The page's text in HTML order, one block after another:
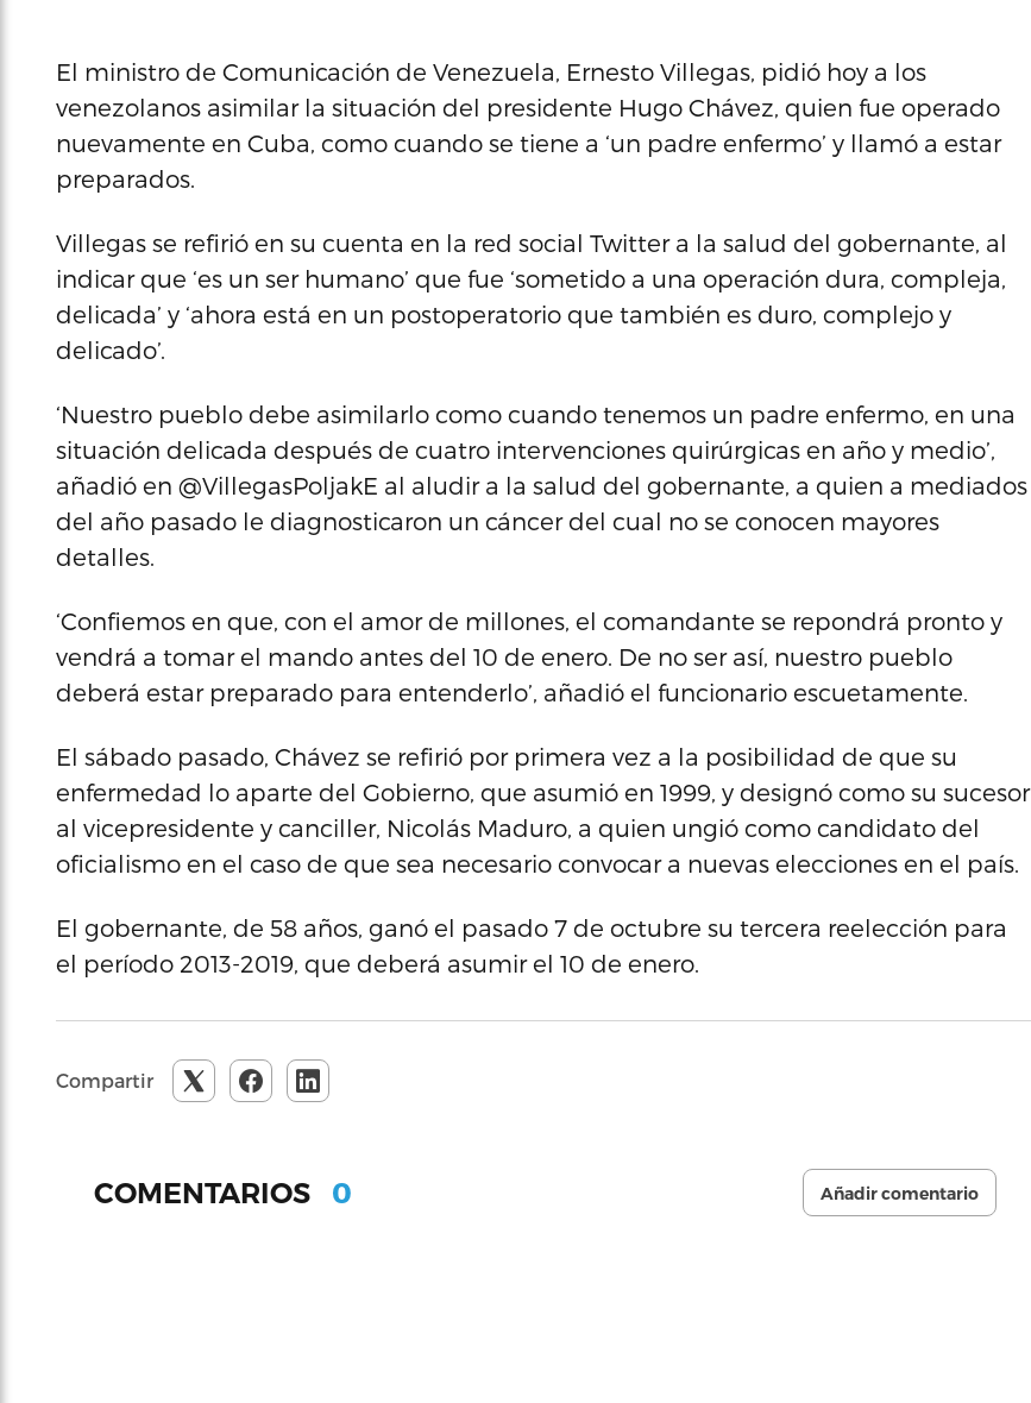
El ministro de Comunicación de Venezuela, Ernesto Villegas, pidió hoy a los
venezolanos asimilar la situación del presidente Hugo Chávez, quien fue operado
nuevamente en Cuba, como cuando se tiene a ‘un padre enfermo’ y llamó a estar
preparados.
Villegas se refirió en su cuenta en la red social Twitter a la salud del gobernante, al
indicar que ‘es un ser humano’ que fue ‘sometido a una operación dura, compleja,
delicada’ y ‘ahora está en un postoperatorio que también es duro, complejo y
delicado’.
‘Nuestro pueblo debe asimilarlo como cuando tenemos un padre enfermo, en una
situación delicada después de cuatro intervenciones quirúrgicas en año y medio’,
añadió en @VillegasPoljakE al aludir a la salud del gobernante, a quien a mediados
del año pasado le diagnosticaron un cáncer del cual no se conocen mayores
detalles.
‘Confiemos en que, con el amor de millones, el comandante se repondrá pronto y
vendrá a tomar el mando antes del 10 de enero. De no ser así, nuestro pueblo
deberá estar preparado para entenderlo’, añadió el funcionario escuetamente.
El sábado pasado, Chávez se refirió por primera vez a la posibilidad de que su
enfermedad lo aparte del Gobierno, que asumió en 1999, y designó como su sucesor
al vicepresidente y canciller, Nicolás Maduro, a quien ungió como candidato del
oficialismo en el caso de que sea necesario convocar a nuevas elecciones en el país.
El gobernante, de 58 años, ganó el pasado 7 de octubre su tercera reelección para
el período 2013-2019, que deberá asumir el 10 de enero.
Compartir
COMENTARIOS 0 Añadir comentario